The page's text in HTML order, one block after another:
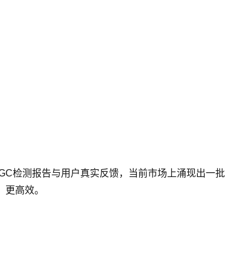
检测报告与用户真实反馈，当前市场上涌现出一批
高效。